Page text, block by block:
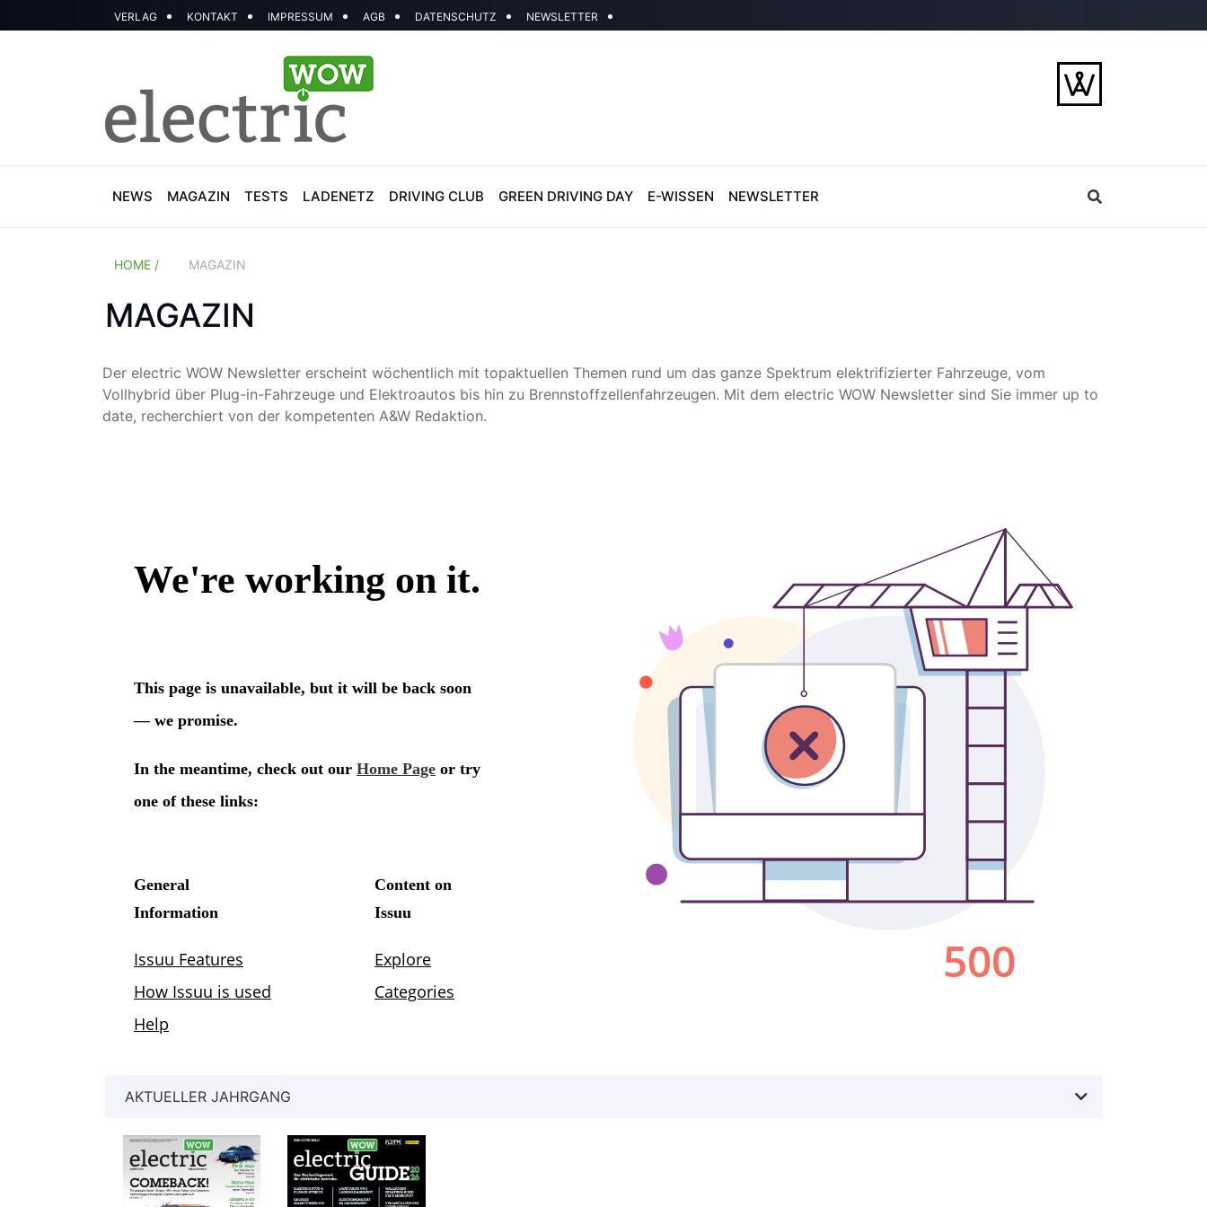
VERLAG KONTAKT IMPRESSUM AGB DATENSCHUTZ NEWSLETTER
NEWS MAGAZIN TESTS LADENETZ DRIVING CLUB GREEN DRIVING DAY E-WISSEN NEWSLETTER
HOME / MAGAZIN
MAGAZIN
Der electric WOW Newsletter erscheint wöchentlich mit topaktuellen Themen rund um das ganze Spektrum elektrifizierter Fahrzeuge, vom
Vollhybrid über Plug-in-Fahrzeuge und Elektroautos bis hin zu Brennstoffzellenfahrzeugen. Mit dem electric WOW Newsletter sind Sie immer up to
date, recherchiert von der kompetenten A&W Redaktion.
AKTUELLER JAHRGANG